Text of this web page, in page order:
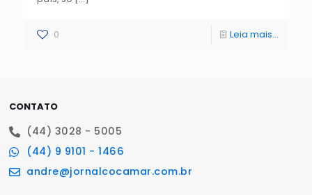
0 Leia mais...
CONTATO
(44) 3028 - 5005
(44) 9 9101 - 1466
andre@jornalcocamar.com.br